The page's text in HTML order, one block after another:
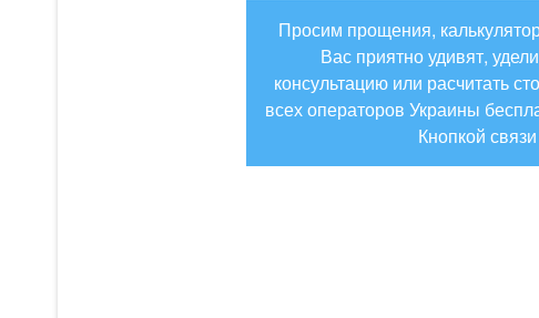
Просим прощения,
Вас приятно удивят,
консультацию или расчитать
всех операторов Украины
Кнопкой